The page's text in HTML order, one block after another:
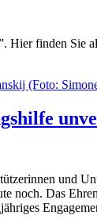
Hier finden Sie
und
noch. Das